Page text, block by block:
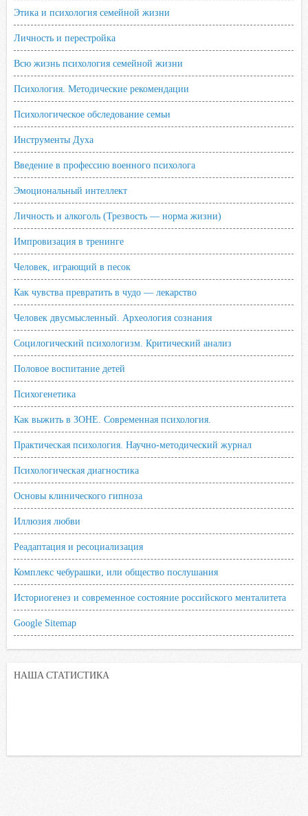
Этика и психология семейной жизни
Личность и перестройка
Всю жизнь психология семейной жизни
Психология. Методические рекомендации
Психологическое обследование семьи
Инструменты Духа
Введение в профессию военного психолога
Эмоциональный интеллект
Личность и алкоголь (Трезвость — норма жизни)
Импровизация в тренинге
Человек, играющий в песок
Как чувства превратить в чудо — лекарство
Человек двусмысленный. Археология сознания
Социлогический психологизм. Критический анализ
Половое воспитание детей
Психогенетика
Как выжить в ЗОНЕ. Современная психология.
Практическая психология. Научно-методический журнал
Психологическая диагностика
Основы клинического гипноза
Иллюзия любви
Реадаптация и ресоциализация
Комплекс чебурашки, или общество послушания
Историогенез и современное состояние российского менталитета
Google Sitemap
НАША СТАТИСТИКА